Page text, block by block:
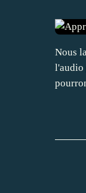
Nous
l'audio